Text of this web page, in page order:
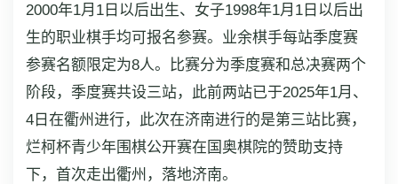
2000年1月1日以后出生、女子1998年1月1日以后出
生的职业棋手均可报名参赛。业余棋手每站季度赛
参赛名额限定为8人。比赛分为季度赛和总决赛两个
阶段，季度赛共设三站，此前两站已于2025年1月、
4日在衢州进行，此次在济南进行的是第三站比赛，
烂柯杯青少年围棋公开赛在国奥棋院的赞助支持
下，首次走出衢州，落地济南。